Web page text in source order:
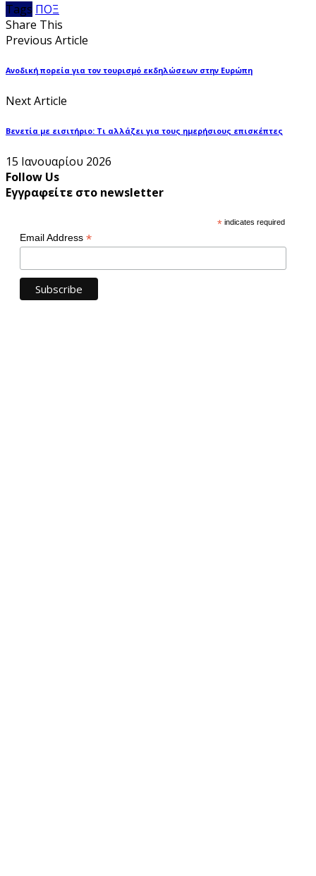
Tags ΠΟΞ
Share This
Previous Article
Ανοδική πορεία για τον τουρισμό εκδηλώσεων στην Ευρώπη
Next Article
Βενετία με εισιτήριο: Τι αλλάζει για τους ημερήσιους επισκέπτες
15 Ιανουαρίου 2026
Follow Us
Εγγραφείτε στο newsletter
* indicates required
Email Address *